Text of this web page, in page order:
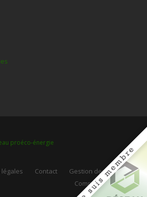
proéco-énergie
Contact
Gestion des cookies
Communauté Web